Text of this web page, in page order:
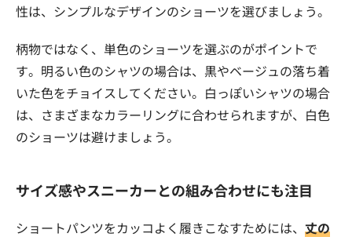
性は、シンプルなデザインのショーツを選びましょう。
柄物ではなく、単色のショーツを選ぶのがポイントで
す。明るい色のシャツの場合は、黒やベージュの落ち着
いた色をチョイスしてください。白っぽいシャツの場合
は、さまざまなカラーリングに合わせられますが、白色
のショーツは避けましょう。
サイズ感やスニーカーとの組み合わせにも注目
ショートパンツをカッコよく履きこなすためには、 丈の